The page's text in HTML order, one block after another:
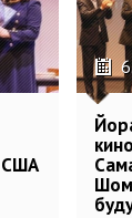
США